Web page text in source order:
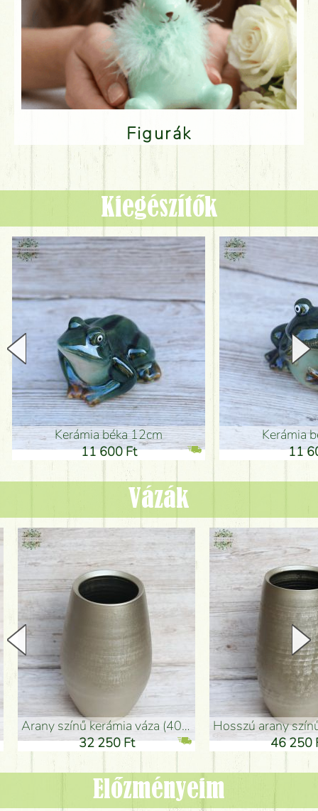
Figurák
Kiegészítők
Kerámia béka 12cm
11 600 Ft
Kerámia
11
Vázák
arany színű kerámia váza (40x26cm)
32 250 Ft
hosszú arany színű
46 250 Ft
Előzményeim